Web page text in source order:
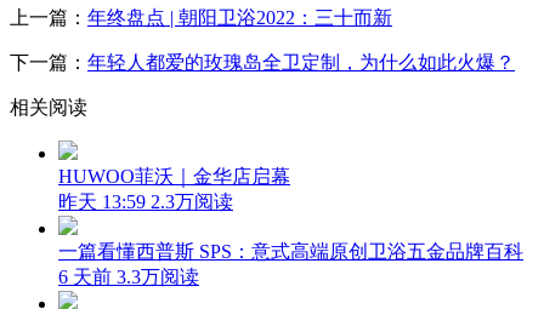
上一篇： 年终盘点 | 朝阳卫浴2022：三十而新
下一篇： 年轻人都爱的玫瑰岛全卫定制，为什么如此火爆？
相关阅读
HUWOO菲沃｜金华店启幕
昨天 13:59 2.3万阅读
一篇看懂西普斯 SPS：意式高端原创卫浴五金品牌百科
6 天前 3.3万阅读